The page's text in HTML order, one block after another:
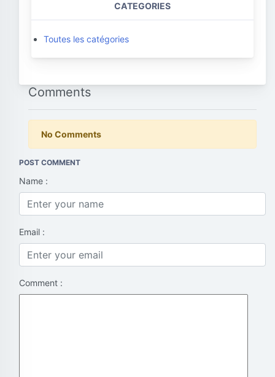
CATEGORIES
Toutes les catégories
Comments
No Comments
POST COMMENT
Name :
Email :
Comment :